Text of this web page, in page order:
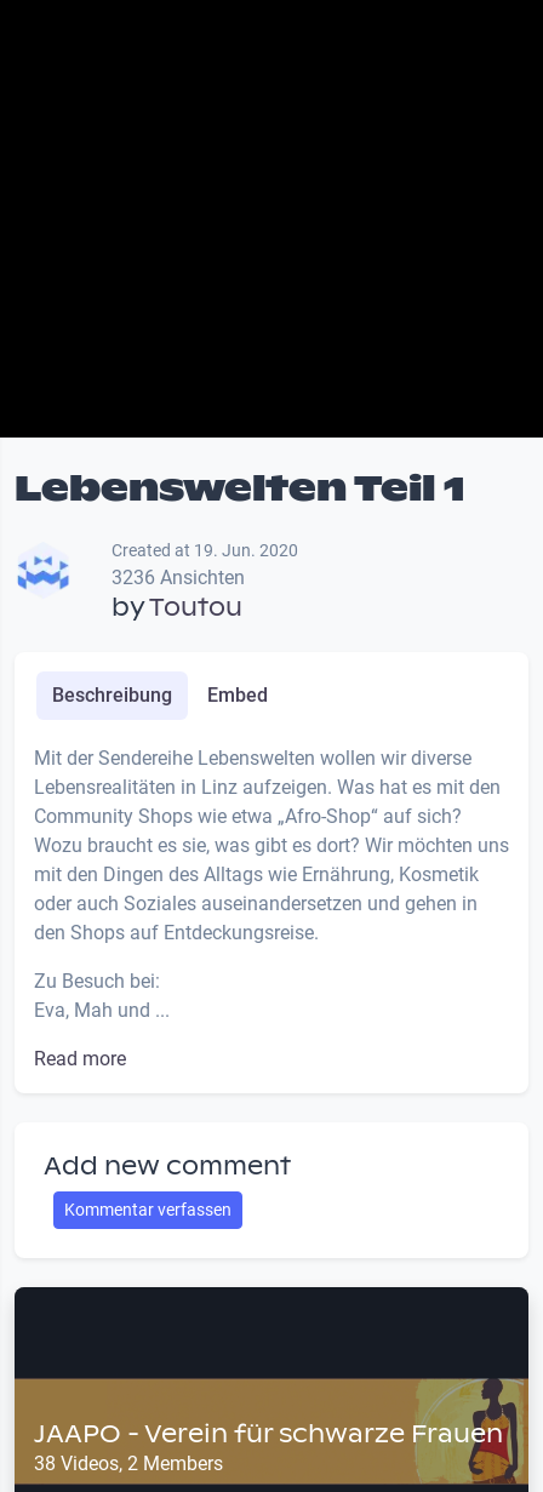
Lebenswelten Teil 1
Created at 19. Jun. 2020
3236 Ansichten
byToutou
Beschreibung Embed
Mit der Sendereihe Lebenswelten wollen wir diverse
Lebensrealitäten in Linz aufzeigen. Was hat es mit den
Community Shops wie etwa „Afro-Shop“ auf sich?
Wozu braucht es sie, was gibt es dort? Wir möchten uns
mit den Dingen des Alltags wie Ernährung, Kosmetik
oder auch Soziales auseinandersetzen und gehen in
den Shops auf Entdeckungsreise.
Zu Besuch bei:
Eva, Mah und ...
Read more
Add new comment
Kommentar verfassen
JAAPO - Verein für schwarze Frauen
38 Videos, 2 Members